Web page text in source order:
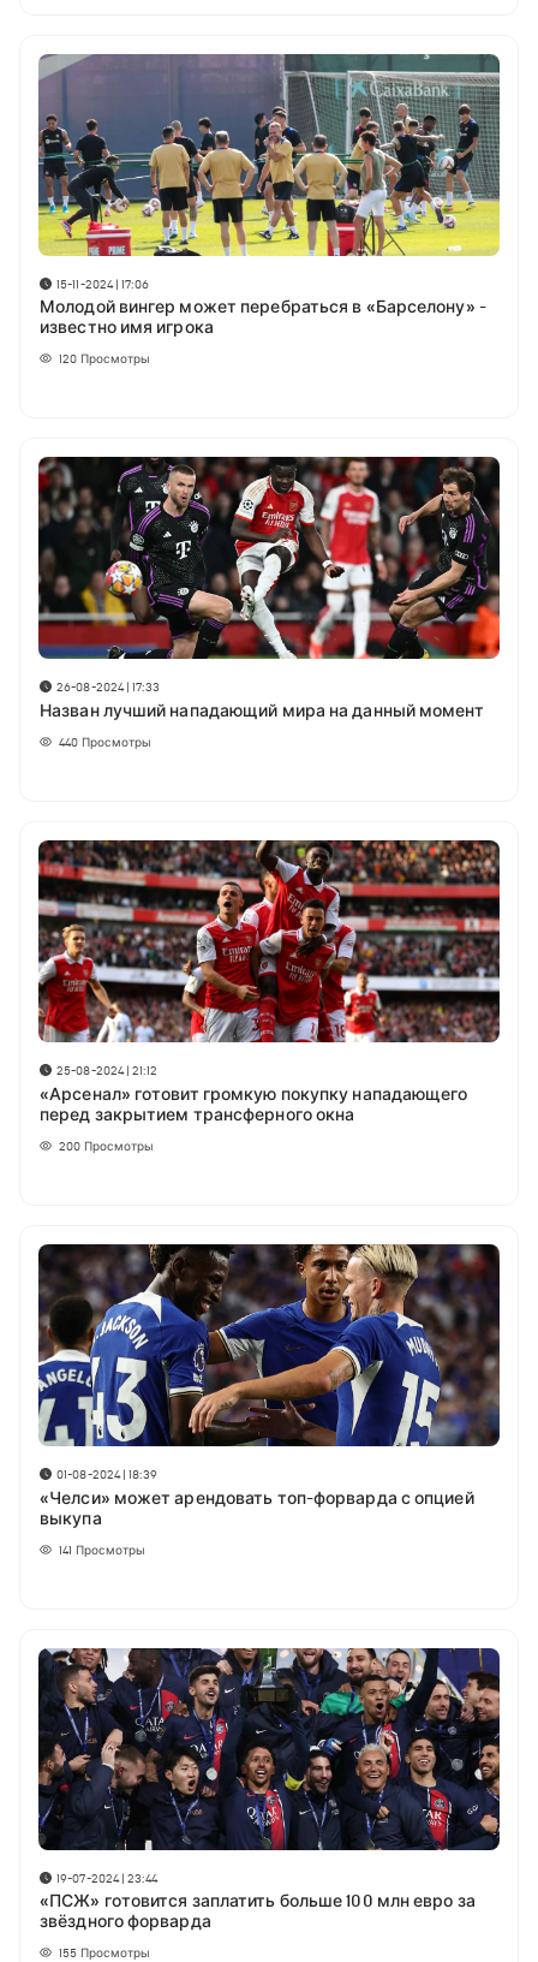
15-11-2024 | 17:06
Молодой вингер может перебраться в «Барселону» -
известно имя игрока
120 Просмотры
26-08-2024 | 17:33
Назван лучший нападающий мира на данный момент
440 Просмотры
25-08-2024 | 21:12
«Арсенал» готовит громкую покупку нападающего
перед закрытием трансферного окна
200 Просмотры
01-08-2024 | 18:39
«Челси» может арендовать топ-форварда с опцией
выкупа
141 Просмотры
19-07-2024 | 23:44
«ПСЖ» готовится заплатить больше 100 млн евро за
звёздного форварда
155 Просмотры